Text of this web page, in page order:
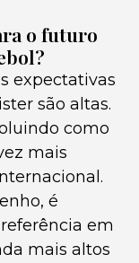
o futuro
expectativas
são altas.
como
mais
é
em
mais altos